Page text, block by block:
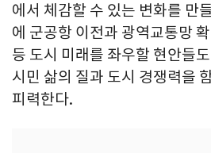
에서 체감할 수 있는 변화를 만
에 군공항 이전과 광역교통망
등 도시 미래를 좌우할 현안들
시민 삶의 질과 도시 경쟁력을
피력한다.